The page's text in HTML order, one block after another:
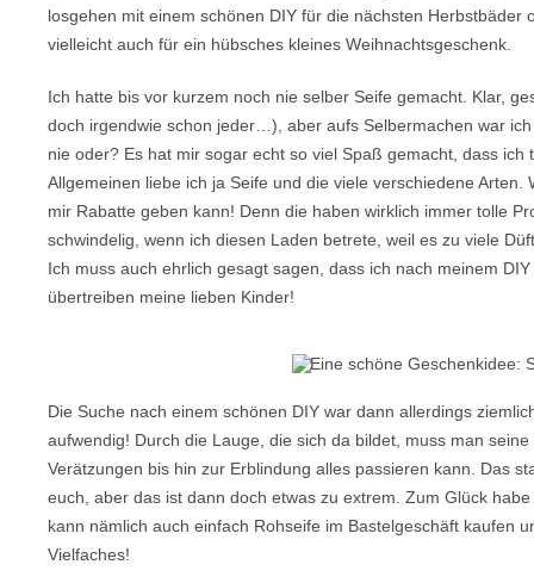
losgehen mit einem schönen DIY für die nächsten
vielleicht auch für ein hübsches kleines Weihnachtsgeschenk.
Ich hatte bis vor kurzem noch nie selber Seife gemacht. Klar,
doch irgendwie schon jeder…), aber aufs Selbermachen war
nie oder? Es hat mir sogar echt so viel Spaß gemacht, dass
Allgemeinen liebe ich ja Seife und die viele verschiedene
mir Rabatte geben kann! Denn die haben wirklich immer tolle
schwindelig, wenn ich diesen Laden betrete, weil es zu viele
Ich muss auch ehrlich gesagt sagen, dass ich nach meinem
übertreiben meine lieben Kinder!
Die Suche nach einem schönen DIY war dann allerdings
aufwendig! Durch die Lauge, die sich da bildet, muss man
Verätzungen bis hin zur Erblindung alles passieren kann. Das
euch, aber das ist dann doch etwas zu extrem. Zum Glück
kann nämlich auch einfach Rohseife im Bastelgeschäft kaufen
Vielfaches!